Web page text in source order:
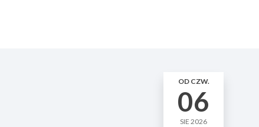
OD CZW.
06
SIE 2026